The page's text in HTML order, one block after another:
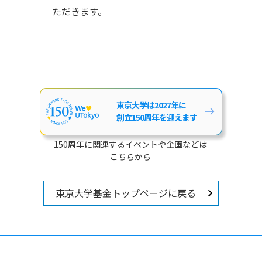
ただきます。
東京大学は2027年に
創立150周年を迎えます
150周年に関連するイベントや企画などは
こちらから
東京大学基金トップページに戻る